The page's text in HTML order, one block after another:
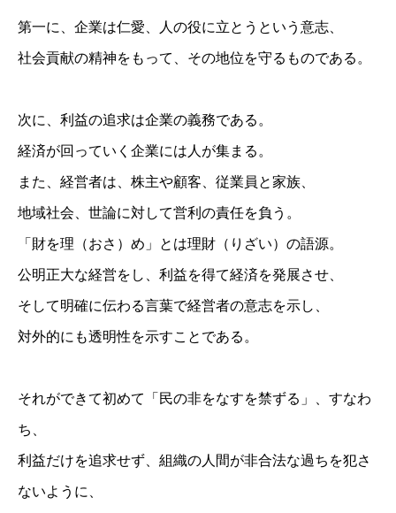
第一に、企業は仁愛、人の役に立とうという意志、
社会貢献の精神をもって、その地位を守るものである。
次に、利益の追求は企業の義務である。
経済が回っていく企業には人が集まる。
また、経営者は、株主や顧客、従業員と家族、
地域社会、世論に対して営利の責任を負う。
「財を理（おさ）め」とは理財（りざい）の語源。
公明正大な経営をし、利益を得て経済を発展させ、
そして明確に伝わる言葉で経営者の意志を示し、
対外的にも透明性を示すことである。
それができて初めて「民の非をなすを禁ずる」、すなわ
ち、
利益だけを追求せず、組織の人間が非合法な過ちを犯さ
ないように、